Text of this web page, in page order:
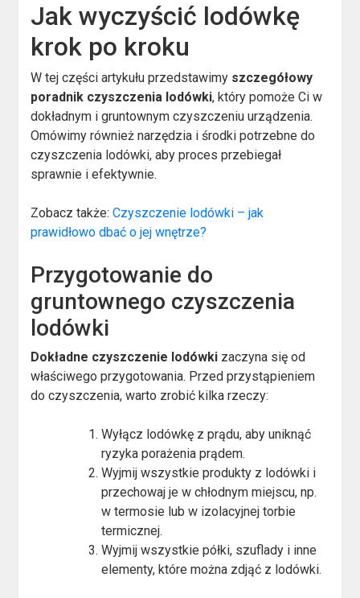
Jak wyczyścić lodówkę
krok po kroku
W tej części artykułu przedstawimy szczegółowy
poradnik czyszczenia lodówki, który pomoże Ci w
dokładnym i gruntownym czyszczeniu urządzenia.
Omówimy również narzędzia i środki potrzebne do
czyszczenia lodówki, aby proces przebiegał
sprawnie i efektywnie.
Zobacz także:Czyszczenie lodówki – jak
prawidłowo dbać o jej wnętrze?
Przygotowanie do
gruntownego czyszczenia
lodówki
Dokładne czyszczenie lodówki zaczyna się od
właściwego przygotowania. Przed przystąpieniem
do czyszczenia, warto zrobić kilka rzeczy:
Wyłącz lodówkę z prądu, aby uniknąć
ryzyka porażenia prądem.
Wyjmij wszystkie produkty z lodówki i
przechowaj je w chłodnym miejscu, np.
w termosie lub w izolacyjnej torbie
termicznej.
Wyjmij wszystkie półki, szuflady i inne
elementy, które można zdjąć z lodówki.